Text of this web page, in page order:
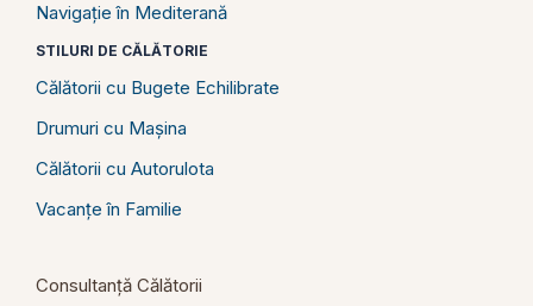
Navigație în Mediterană
STILURI DE CĂLĂTORIE
Călătorii cu Bugete Echilibrate
Drumuri cu Mașina
Călătorii cu Autorulota
Vacanțe în Familie
Consultanță Călătorii